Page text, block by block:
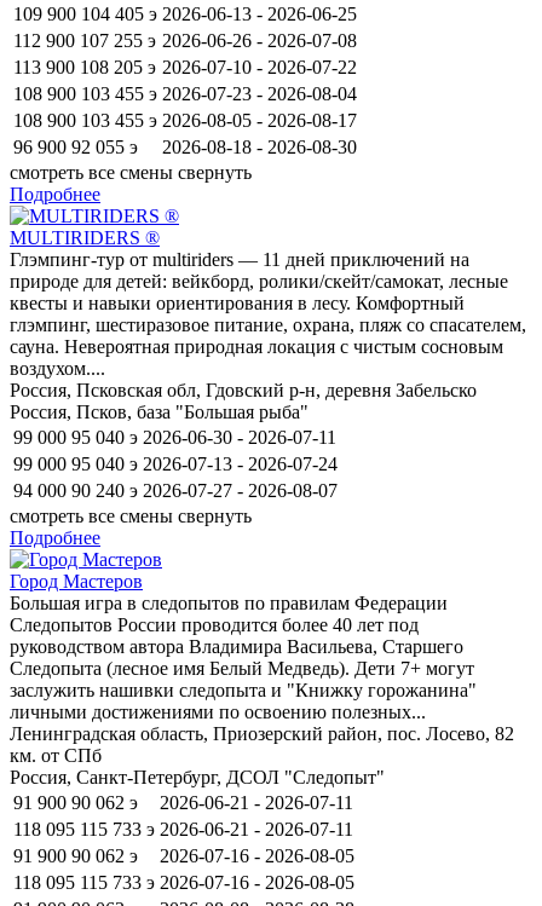
109 900 104 405 э 2026-06-13 - 2026-06-25
112 900 107 255 э 2026-06-26 - 2026-07-08
113 900 108 205 э 2026-07-10 - 2026-07-22
108 900 103 455 э 2026-07-23 - 2026-08-04
108 900 103 455 э 2026-08-05 - 2026-08-17
96 900 92 055 э
2026-08-18 - 2026-08-30
смотреть все смены свернуть
Подробнее
MULTIRIDERS ®
Глэмпинг-тур от multiriders — 11 дней приключений на
природе для детей: вейкборд, ролики/скейт/самокат, лесные
квесты и навыки ориентирования в лесу. Комфортный
глэмпинг, шестиразовое питание, охрана, пляж со спасателем,
сауна. Невероятная природная локация с чистым сосновым
воздухом....
Россия, Псковская обл, Гдовский р-н, деревня Забельско
Россия, Псков, база "Большая рыба"
99 000 95 040 э 2026-06-30 - 2026-07-11
99 000 95 040 э 2026-07-13 - 2026-07-24
94 000 90 240 э 2026-07-27 - 2026-08-07
смотреть все смены свернуть
Подробнее
Город Мастеров
Большая игра в следопытов по правилам Федерации
Следопытов России проводится более 40 лет под
руководством автора Владимира Васильева, Старшего
Следопыта (лесное имя Белый Медведь). Дети 7+ могут
заслужить нашивки следопыта и "Книжку горожанина"
личными достижениями по освоению полезных...
Ленинградская область, Приозерский район, пос. Лосево, 82
км. от СПб
Россия, Санкт-Петербург, ДСОЛ "Следопыт"
91 900 90 062 э
2026-06-21 - 2026-07-11
118 095 115 733 э 2026-06-21 - 2026-07-11
91 900 90 062 э
2026-07-16 - 2026-08-05
118 095 115 733 э 2026-07-16 - 2026-08-05